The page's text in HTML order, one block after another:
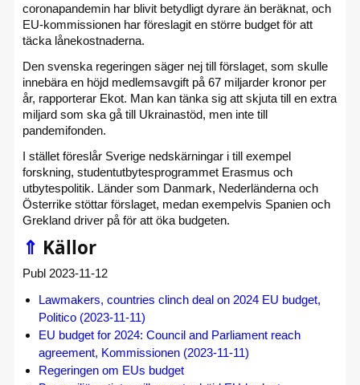
coronapandemin har blivit betydligt dyrare än beräknat, och
EU-kommissionen har föreslagit en större budget för att
täcka lånekostnaderna.
Den svenska regeringen säger nej till förslaget, som skulle
innebära en höjd medlemsavgift på 67 miljarder kronor per
år, rapporterar Ekot. Man kan tänka sig att skjuta till en extra
miljard som ska gå till Ukrainastöd, men inte till
pandemifonden.
I stället föreslår Sverige nedskärningar i till exempel
forskning, studentutbytesprogrammet Erasmus och
utbytespolitik. Länder som Danmark, Nederländerna och
Österrike stöttar förslaget, medan exempelvis Spanien och
Grekland driver på för att öka budgeten.
⇑ Källor
Publ 2023-11-12
Lawmakers, countries clinch deal on 2024 EU budget,
Politico (2023-11-11)
EU budget for 2024: Council and Parliament reach
agreement, Kommissionen (2023-11-11)
Regeringen om EUs budget